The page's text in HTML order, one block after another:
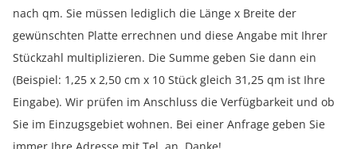
nach qm. Sie müssen lediglich die Länge x Breite der
gewünschten Platte errechnen und diese Angabe mit Ihrer
Stückzahl multiplizieren. Die Summe geben Sie dann ein
(Beispiel: 1,25 x 2,50 cm x 10 Stück gleich 31,25 qm ist Ihre
Eingabe). Wir prüfen im Anschluss die Verfügbarkeit und ob
Sie im Einzugsgebiet wohnen. Bei einer Anfrage geben Sie